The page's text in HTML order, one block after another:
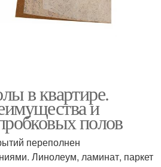
в квартире.
и
полов
переполнен
Линолеум, ламинат, паркет